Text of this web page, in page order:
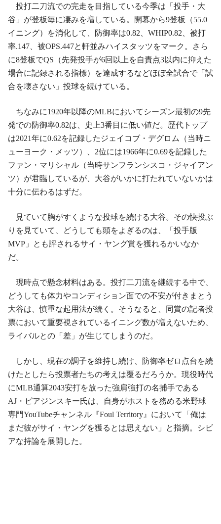
投打二刀流での完走を目指している今季は「投手・大
谷」が登板毎に凄みを増している。開幕から9登板（55.0
イニング）を消化して、防御率は0.82、WHIP0.82、被打
率.147、被OPS.447と軒並みハイスタッツをマーク。さら
に8登板でQS（先発投手が6回以上を自責点3以内に抑えた
場合に記録される指標）を達成するなどほぼ全試合で「試
合を壊さない」投球を続けている。
ちなみに1920年以降のMLBにおいてシーズン最初の9先
発での防御率0.82は、史上3番目に低い値だ。歴代トップ
は2021年に0.62を記録したジェイコブ・デグロム（当時ニ
ューヨーク・メッツ）、2位には1966年に0.69を記録した
ファン・マリシャル（当時サンフランシスコ・ジャイアン
ツ）が君臨しているが、大谷がいかに打たれていないかは
十分に伝わるはずだ。
見ていて胸がすくような投球を続ける大谷。その快投ぶ
りを見ていて、どうしても頭をよぎるのは、「投手版
MVP」とも評されるサイ・ヤング賞を獲れるかいなか
だ。
現時点で懸念材料はある。投打二刀流を継続する中で、
どうしても体力やコンディション面での不安が付きまとう
大谷は、慎重な起用法が続く。そうなると、同賞の記者投
票において重要視されているイニング数が増えないため、
ライバルとの「差」が生じてしまうのだ。
しかし、現在の調子を維持し続け、防御率ゼロ点台を続
けたとしたら投票者たちの考えは覆るだろうか。現役時代
にMLB通算2043安打を放った強肩強打の名捕手である
AJ・ピアジンスキー氏は、自身がホストを務める米野球
専門YouTubeチャンネル『Foul Territory』において「俺は
まだ彼がサイ・ヤングを獲るとは思えない」と指摘。シビ
アな持論を展開した。